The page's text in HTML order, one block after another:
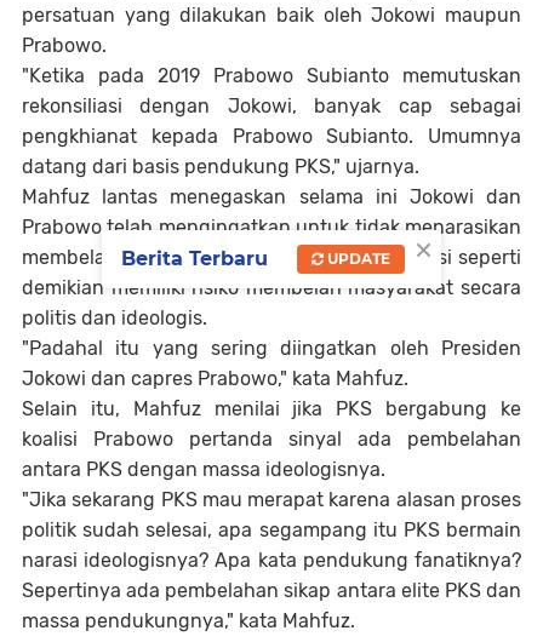
persatuan yang dilakukan baik oleh Jokowi maupun
Prabowo.
"Ketika pada 2019 Prabowo Subianto memutuskan
rekonsiliasi dengan Jokowi, banyak cap sebagai
pengkhianat kepada Prabowo Subianto. Umumnya
datang dari basis pendukung PKS," ujarnya.
Mahfuz lantas menegaskan selama ini Jokowi dan
Prabowo telah mengingatkan untuk tidak menarasikan
membelah politik dan ideologi. Baginya, narasi seperti
demikian memiliki risiko membelah masyarakat secara
politis dan ideologis.
"Padahal itu yang sering diingatkan oleh Presiden
Jokowi dan capres Prabowo," kata Mahfuz.
Selain itu, Mahfuz menilai jika PKS bergabung ke
koalisi Prabowo pertanda sinyal ada pembelahan
antara PKS dengan massa ideologisnya.
"Jika sekarang PKS mau merapat karena alasan proses
politik sudah selesai, apa segampang itu PKS bermain
narasi ideologisnya? Apa kata pendukung fanatiknya?
Sepertinya ada pembelahan sikap antara elite PKS dan
massa pendukungnya," kata Mahfuz.
×
Berita Terbaru UPDATE